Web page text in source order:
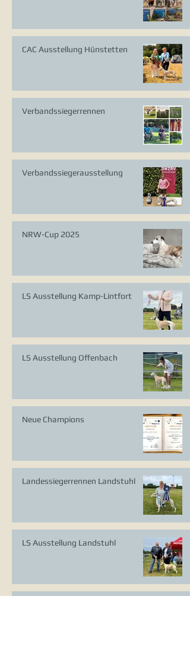
CAC Ausstellung Hünstetten
Verbandssiegerrennen
Verbandssiegerausstellung
NRW-Cup 2025
LS Ausstellung Kamp-Lintfort
LS Ausstellung Offenbach
Neue Champions
Landessiegerrennen Landstuhl
LS Ausstellung Landstuhl